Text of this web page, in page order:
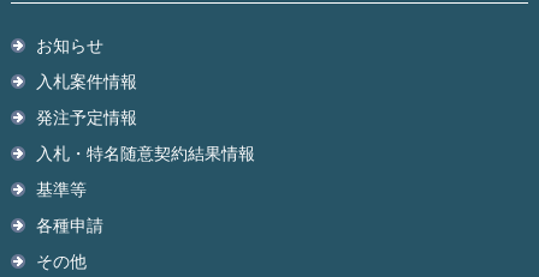
お知らせ
入札案件情報
発注予定情報
入札・特名随意契約結果情報
基準等
各種申請
その他